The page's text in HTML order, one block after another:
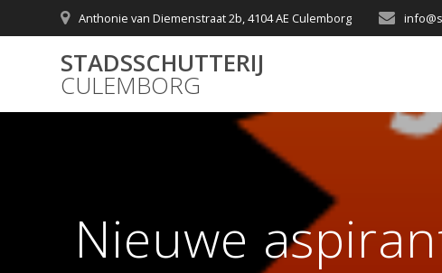
to
Anthonie van Diemenstraat 2b, 4104 AE Culemborg
STADSSCHUTTERIJ
CULEMBORG
Nieuwe